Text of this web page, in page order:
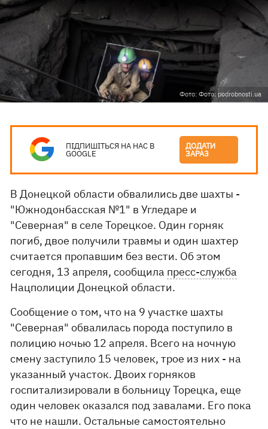
Фото: Фото: podrobnosti.ua
ПІДПИШІТЬСЯ НА НАС В
GOOGLE
ДОДАТИ
ЗАРАЗ
В Донецкой области обвалились две шахты -
"Южнодонбасская №1" в Угледаре и
"Северная" в селе Торецкое. Один горняк
погиб, двое получили травмы и один шахтер
считается пропавшим без вести. Об этом
сегодня, 13 апреля, сообщила пресс-служба
Нацполиции Донецкой области.
Сообщение о том, что на 9 участке шахты
"Северная" обвалилась порода поступило в
полицию ночью 12 апреля. Всего на ночную
смену заступило 15 человек, трое из них - на
указанный участок. Двоих горняков
госпитализировали в больницу Торецка, еще
один человек оказался под завалами. Его пока
что не нашли. Остальные самостоятельно